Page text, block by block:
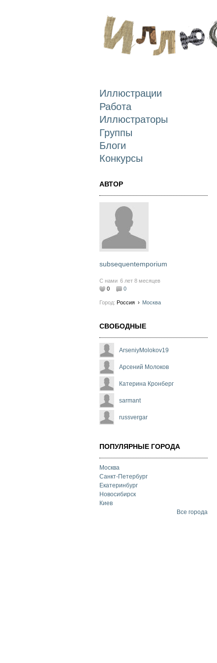
Иллюстрации
Работа
Иллюстраторы
Группы
Блоги
Конкурсы
АВТОР
subsequentemporium
С нами 6 лет 8 месяцев
0
0
Город: Россия › Москва
СВОБОДНЫЕ
ArseniyMolokov19
Арсений Молоков
Катерина Кронберг
sarmant
russvergar
ПОПУЛЯРНЫЕ ГОРОДА
Москва
Санкт-Петербург
Екатеринбург
Новосибирск
Киев
Все города